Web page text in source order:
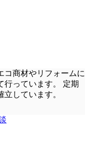
コ商材やリフォームに
行っています。 定期
しています。